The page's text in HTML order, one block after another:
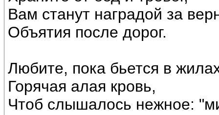
Вам станут наградой за
Объятия после дорог.
Любите, пока бьется в
Горячая алая кровь,
Чтоб слышалось нежное: